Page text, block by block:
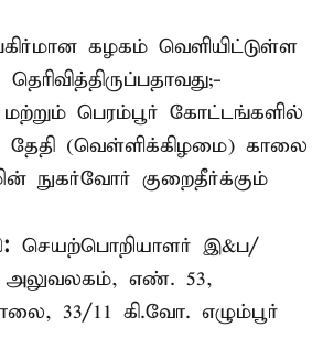
கழகம் வெளியிட்டுள்ள
மற்றும் பெரம்பூர் கோட்டங்களில்
(வெள்ளிக்கிழமை) காலை
நுகர்வோர் குறைதீர்க்கும்
செயற்பொறியாளர் இ&ப/
அலுவலகம், எண். 53,
33/11 கி.வோ. எழும்பூர்